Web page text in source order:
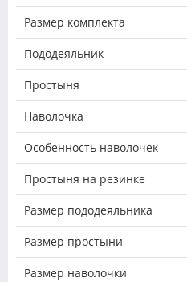
Размер комплекта
Пододеяльник
Простыня
Наволочка
Особенность наволочек
Простыня на резинке
Размер пододеяльника
Размер простыни
Размер наволочки